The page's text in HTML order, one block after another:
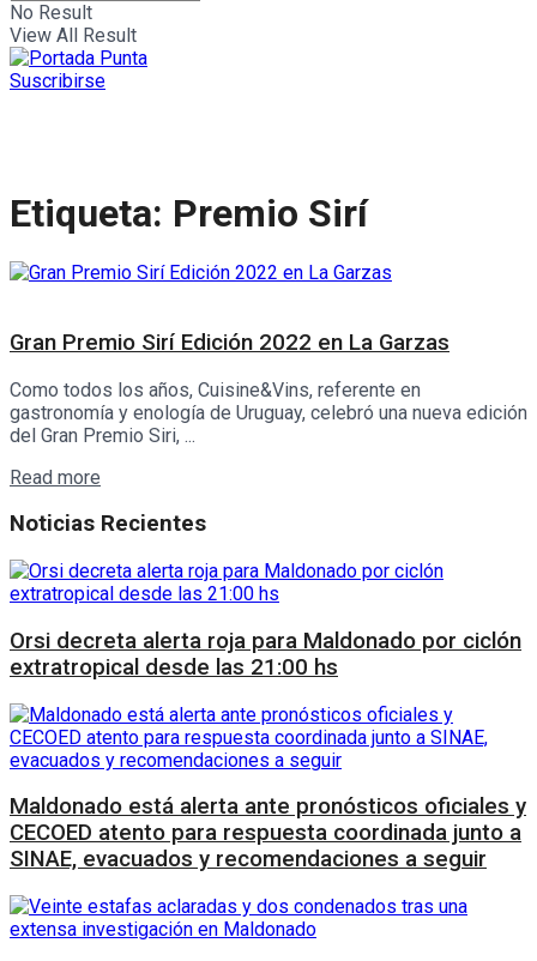
No Result
View All Result
Suscribirse
Etiqueta: Premio Sirí
Gran Premio Sirí Edición 2022 en La Garzas
Como todos los años, Cuisine&Vins, referente en
gastronomía y enología de Uruguay, celebró una nueva edición
del Gran Premio Siri, ...
Read more
Noticias Recientes
Orsi decreta alerta roja para Maldonado por ciclón
extratropical desde las 21:00 hs
Maldonado está alerta ante pronósticos oficiales y
CECOED atento para respuesta coordinada junto a
SINAE, evacuados y recomendaciones a seguir